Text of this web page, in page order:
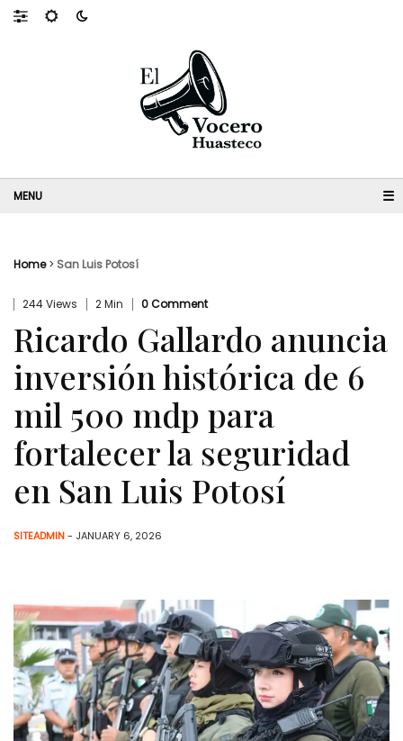
☰
Home> San Luis Potosí
244 Views 2 Min 0 Comment
Ricardo Gallardo anuncia
inversión histórica de 6
mil 500 mdp para
fortalecer la seguridad
en San Luis Potosí
SITEADMIN- JANUARY 6, 2026